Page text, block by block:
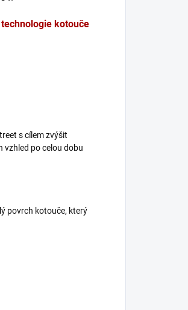
kotouče
s cílem zvýšit
po celou dobu
povrch kotouče, který